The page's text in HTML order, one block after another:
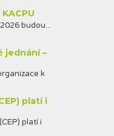
budou...
jednání –
k
platí i
platí i